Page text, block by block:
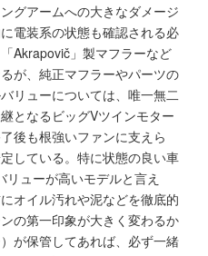
グアームへの大きなダメージ
電装系の状態も確認される必
Akrapovič」製マフラーなど
が、純正マフラーやパーツの
リューについては、唯一無二
となるビッグVツインモター
後も根強いファンに支えら
している。特に状態の良い車
ューが高いモデルと言え
オイル汚れや泥などを徹底的
の第一印象が大きく変わるか
が保管してあれば、必ず一緒